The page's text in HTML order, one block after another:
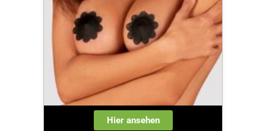
Hier ansehen